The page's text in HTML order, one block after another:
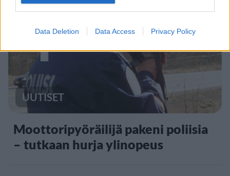
Data Deletion Data Access Privacy Policy
4
UUTISET
Moottoripyöräilijä pakeni poliisia
– tutkaan hurja ylinopeus